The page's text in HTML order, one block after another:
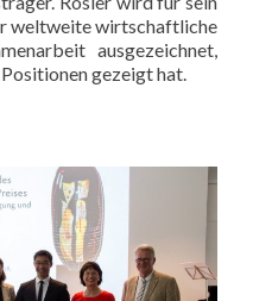
weltweite wirtschaftliche
ausgezeichnet,
gezeigt hat.